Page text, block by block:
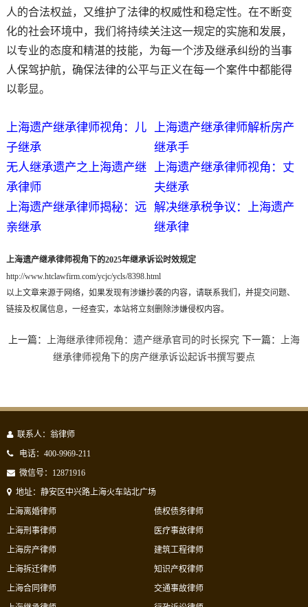
人的合法权益，又维护了法律的权威性和稳定性。在不断变
化的社会环境中，我们将持续关注这一规定的实施和发展，
以专业的态度和精湛的技能，为每一个涉及继承纠纷的当事
人保驾护航，确保法律的公平与正义在每一个案件中都能得
以彰显。
上海遗产继承律师视角：儿
子继承
上海遗产继承律师解析房产
继承手
无人继承遗产之上海遗产继
承律师
上海遗产继承律师视角：丈
夫继承
上海遗产继承律师揭秘：远
亲继承
解决继承税争议：上海遗产
继承律
上海遗产继承律师视角下的2025年继承诉讼时效规定
http://www.htclawfirm.com/ycjc/ycls/8398.html
以上文章来源于网络，如果发现有涉嫌抄袭的内容，请联系我们，并提交问题、
链接及权属信息，一经查实，本站将立刻删除涉嫌侵权内容。
上一篇： 上海继承律师视角：遗产继承官司的时长探究下一篇：
上海
继承律师视角下的房产继承诉讼起诉书撰写要点
联系人：翁律师
电话：400-9969-211
微信号：12871916
地址：静安区中兴路上海火车站北广场
上海离婚律师
上海刑事律师
上海房产律师
上海拆迁律师
债权债务律师
医疗事故律师
建筑工程律师
知识产权律师
上海合同律师
交通事故律师